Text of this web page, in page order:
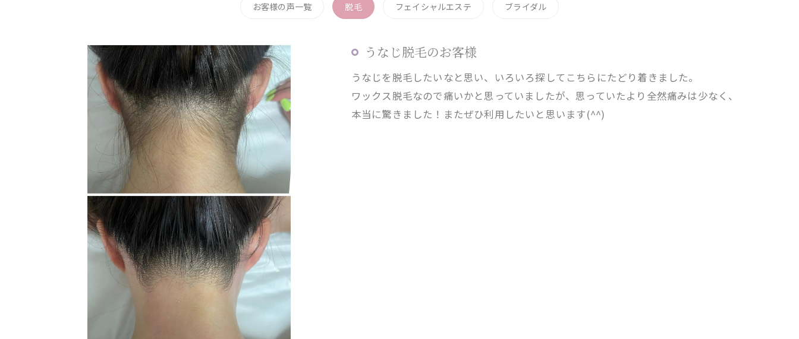
お客様の声一覧 脱毛 フェイシャルエステ ブライダル
うなじ脱毛のお客様
うなじを脱毛したいなと思い、いろいろ探してこちらにたどり着きました。
ワックス脱毛なので痛いかと思っていましたが、思っていたより全然痛みは少なく、
本当に驚きました！またぜひ利用したいと思います(^^)